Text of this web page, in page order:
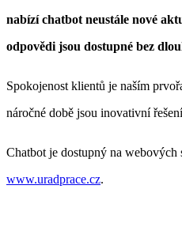
nabízí chatbot neustále nové
odpovědi jsou dostupné bez
Spokojenost klientů je naším
náročné době jsou inovativní
Chatbot je dostupný na webových
www.uradprace.cz.